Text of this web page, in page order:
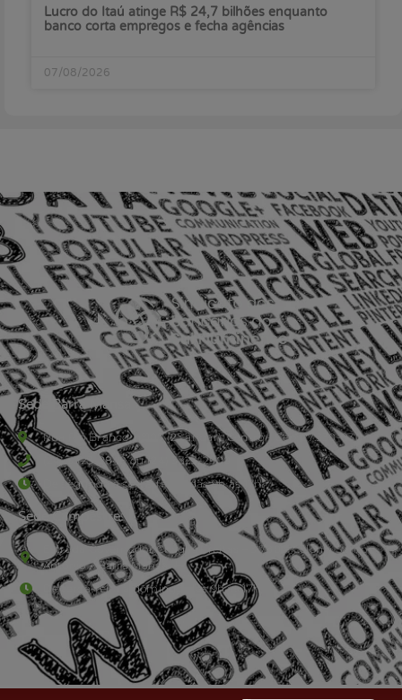
Lucro do Itaú atinge R$ 24,7 bilhões enquanto
banco corta empregos e fecha agências
07/08/2026
Sede Barra Mansa
Rua Rio Branco, nº107 (2º andar), Centro - Cep: 27.330-030
(24) 3323-2848 ou (24) 3323-2500
De segunda à sexta-feira , das 9h às 17h.
Sede Campestre:
Estrada Governador Chagas Freitas – 3.780 – Colônia Santo
Antônio – Barra Mansa
De terça-feira a domingo, das 9h às 17h